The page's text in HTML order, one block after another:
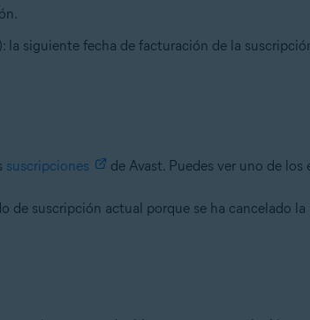
la siguiente fecha de facturación de la
suscripciones de Avast. Puedes ver uno de los
de suscripción actual porque se ha cancelado